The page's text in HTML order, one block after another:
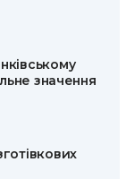
значення